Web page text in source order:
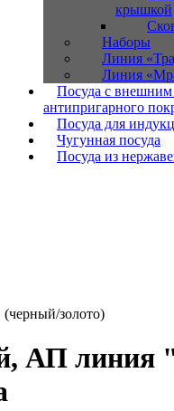
крышкой
Наборы
Линия
Линия
Посуда с
антипригарного
Посуда для
Чугунная посуда
Посуда из
золото)
АП линия